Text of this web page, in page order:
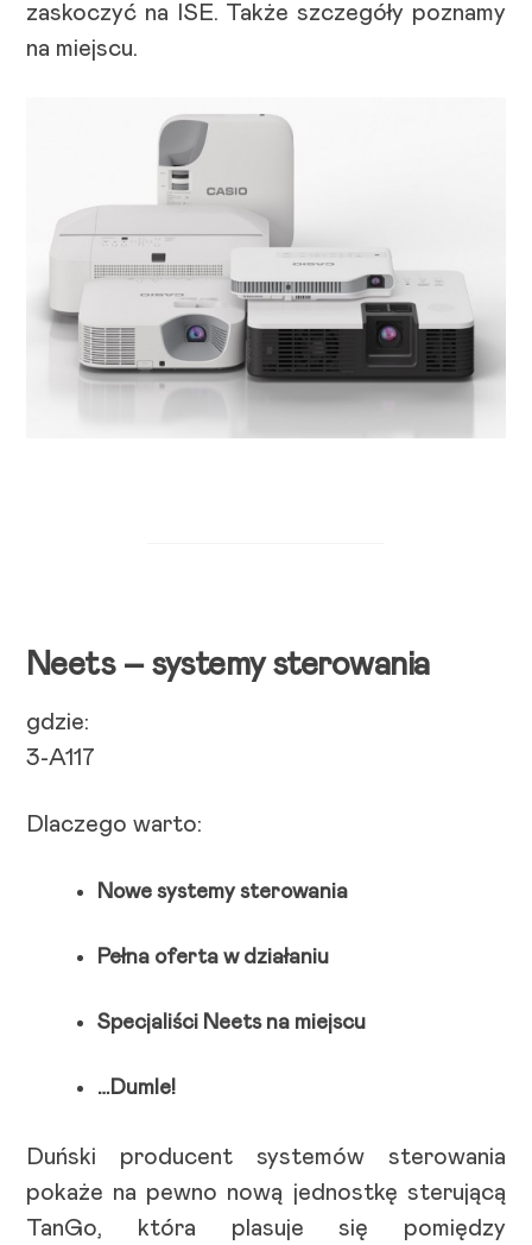
zaskoczyć na ISE. Także szczegóły poznamy
na miejscu.
Neets – systemy sterowania
gdzie:
3-A117
Dlaczego warto:
Nowe systemy sterowania
Pełna oferta w działaniu
Specjaliści Neets na miejscu
…Dumle!
Duński producent systemów sterowania
pokaże na pewno nową jednostkę sterującą
TanGo, która plasuje się pomiędzy